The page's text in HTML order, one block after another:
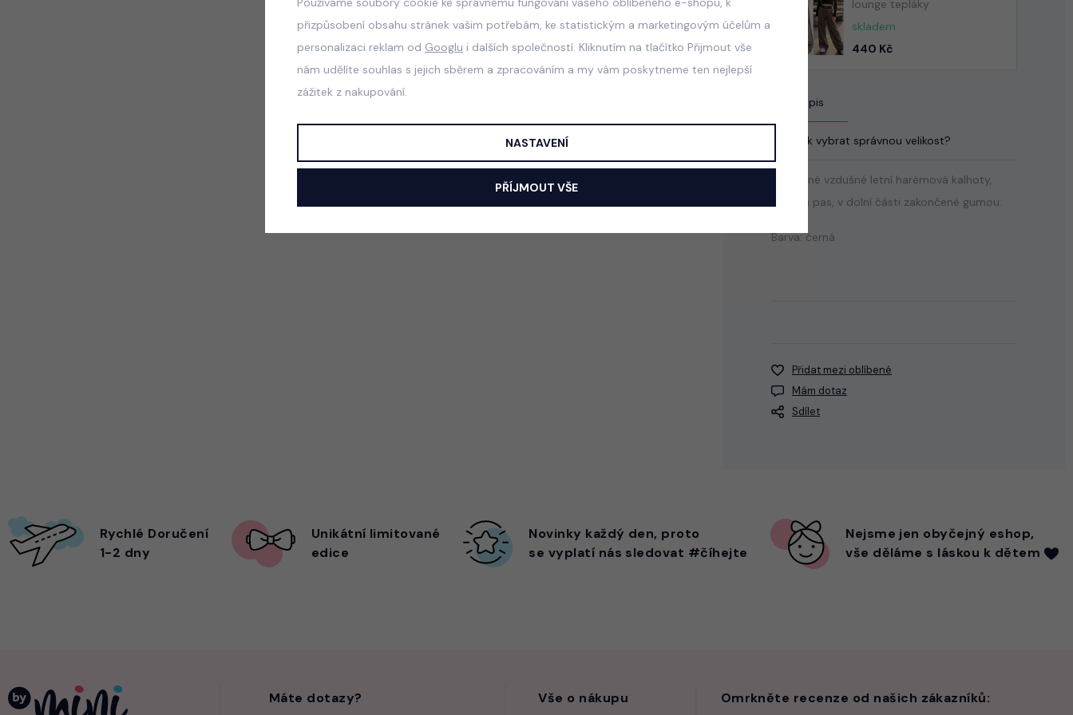
lounge tepláky
skladem
440 Kč
Popis
Jak vybrat správnou velikost?
Pohodlné vzdušné letní harémová kalhoty,
stretch pas, v dolní části zakončené gumou.
Barva: černá
Přidat mezi oblíbené
Mám dotaz
Sdílet
Rychlé Doručení
1-2 dny
Unikátní limitované
edice
Novinky každý den, proto
se vyplatí nás sledovat #číhejte
Nejsme jen obyčejný eshop,
vše děláme s láskou k dětem
Máte dotazy? Vše o nákupu Omrkněte recenze od našich zákazníků:
přizpůsobení obsahu stránek vašim potřebám, ke statistickým a marketingovým účelům a
personalizaci reklam od Googlu i dalších společností. Kliknutím na tlačítko Přijmout vše
nám udělíte souhlas s jejich sběrem a zpracováním a my vám poskytneme ten nejlepší
zážitek z nakupování.
NASTAVENÍ
PŘÍJMOUT VŠE